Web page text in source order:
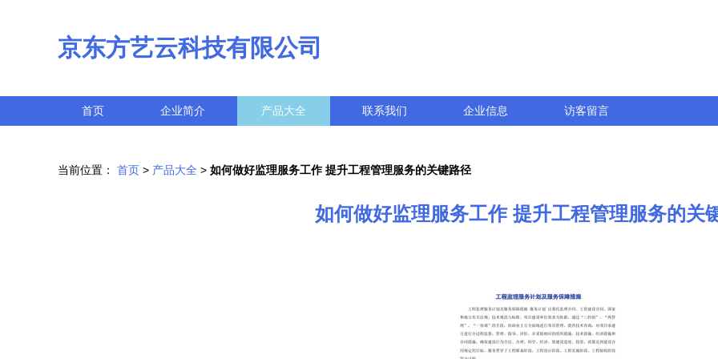
京东方艺云科技有限公司
首页 企业简介 产品大全 联系我们 企业信息 访客留言
当前位置： 首页 > 产品大全 > 如何做好监理服务工作 提升工程管理服务的关键路径
如何做好监理服务工作 提升工程管理服务的关